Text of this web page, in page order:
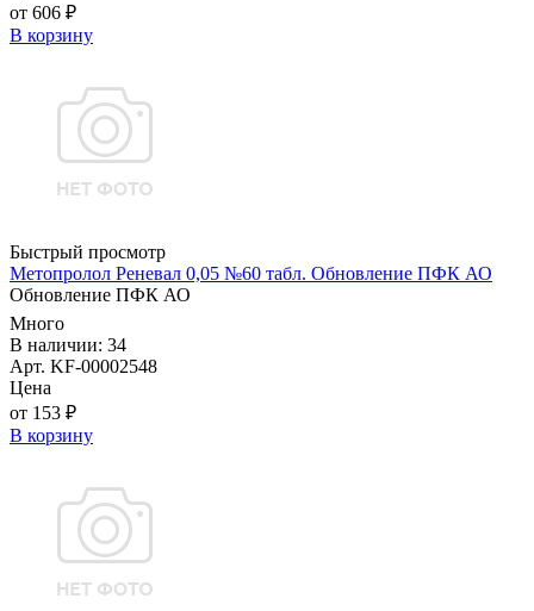
от 606 ₽
В корзину
Быстрый просмотр
Метопролол Реневал 0,05 №60 табл. Обновление ПФК АО
Обновление ПФК АО
Много
В наличии: 34
Арт. KF-00002548
Цена
от 153 ₽
В корзину